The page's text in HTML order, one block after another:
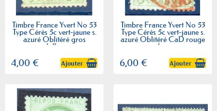
Timbre France Yvert No 53
Type Cérès 5c vert-jaune s.
azuré Oblitéré gros
chiffres
4,00 € Ajouter
Timbre France Yvert No 53
Type Cérès 5c vert-jaune s.
azuré Oblitéré CaD rouge
des...
6,00 € Ajouter